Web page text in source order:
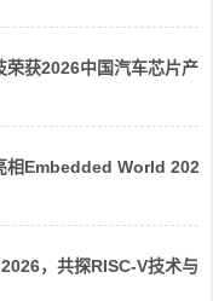
获2026中国汽车芯片产
相Embedded World 2026
，共探RISC-V技术与